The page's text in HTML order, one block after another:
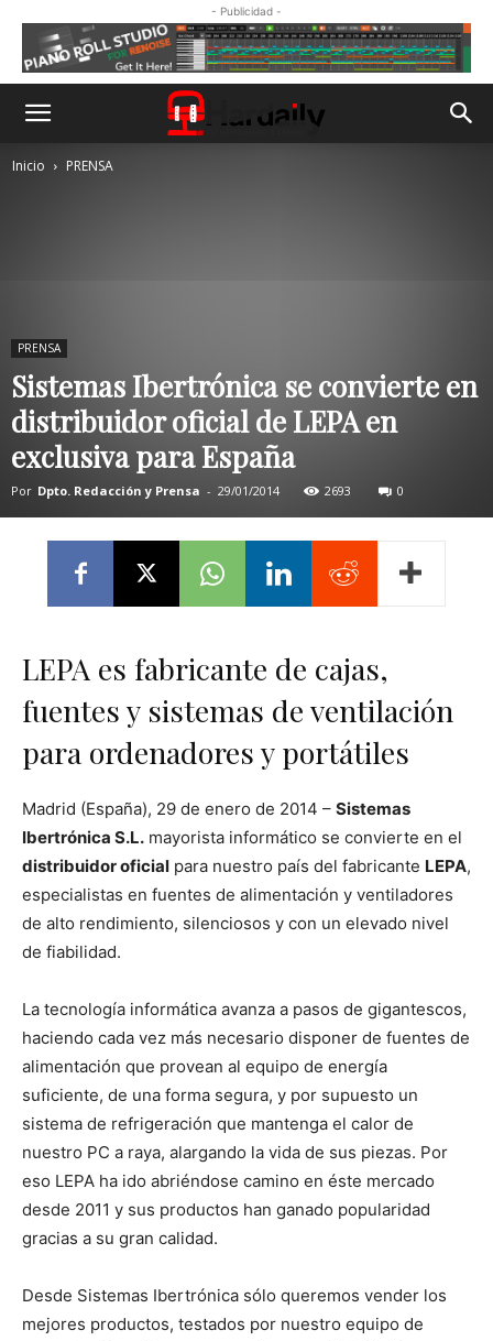
- Publicidad -
Inicio PRENSA
PRENSA
Sistemas Ibertrónica se convierte en
distribuidor oficial de LEPA en
exclusiva para España
Por Dpto. Redacción y Prensa - 29/01/2014 2693 0
LEPA es fabricante de cajas,
fuentes y sistemas de ventilación
para ordenadores y portátiles
Madrid (España), 29 de enero de 2014 – Sistemas
Ibertrónica S.L. mayorista informático se convierte en el
distribuidor oficial para nuestro país del fabricante LEPA,
especialistas en fuentes de alimentación y ventiladores
de alto rendimiento, silenciosos y con un elevado nivel
de fiabilidad.
La tecnología informática avanza a pasos de gigantescos,
haciendo cada vez más necesario disponer de fuentes de
alimentación que provean al equipo de energía
suficiente, de una forma segura, y por supuesto un
sistema de refrigeración que mantenga el calor de
nuestro PC a raya, alargando la vida de sus piezas. Por
eso LEPA ha ido abriéndose camino en éste mercado
desde 2011 y sus productos han ganado popularidad
gracias a su gran calidad.
Desde Sistemas Ibertrónica sólo queremos vender los
mejores productos, testados por nuestro equipo de